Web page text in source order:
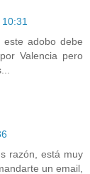
adobo debe
Valencia pero
razón, está muy
un email,